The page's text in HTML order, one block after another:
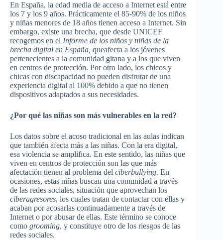
En España, la edad media de acceso a Internet está entre
los 7 y los 9 años. Prácticamente el 85-90% de los niños
y niñas menores de 18 años tienen acceso a Internet. Sin
embargo, existe una brecha, que desde UNICEF
recogemos en el Informe de los niños y niñas de la
brecha digital en España, queafecta a los jóvenes
pertenecientes a la comunidad gitana y a los que viven
en centros de protección. Por otro lado, los chicos y
chicas con discapacidad no pueden disfrutar de una
experiencia digital al 100% debido a que no tienen
dispositivos adaptados a sus necesidades.
¿Por qué las niñas son más vulnerables en la red?
Los datos sobre el acoso tradicional en las aulas indican
que también afecta más a las niñas. Con la era digital,
esa violencia se amplifica. En este sentido, las niñas que
viven en centros de protección son las que más
afectación tienen al problema del ciberbullying. En
ocasiones, estas niñas buscan una comunidad a través
de las redes sociales, situación que aprovechan los
ciberagresores, los cuales tratan de contactar con ellas y
acaban por acosarlas continuadamente a través de
Internet o por abusar de ellas. Este término se conoce
como grooming, y constituye otro de los riesgos de las
redes sociales.